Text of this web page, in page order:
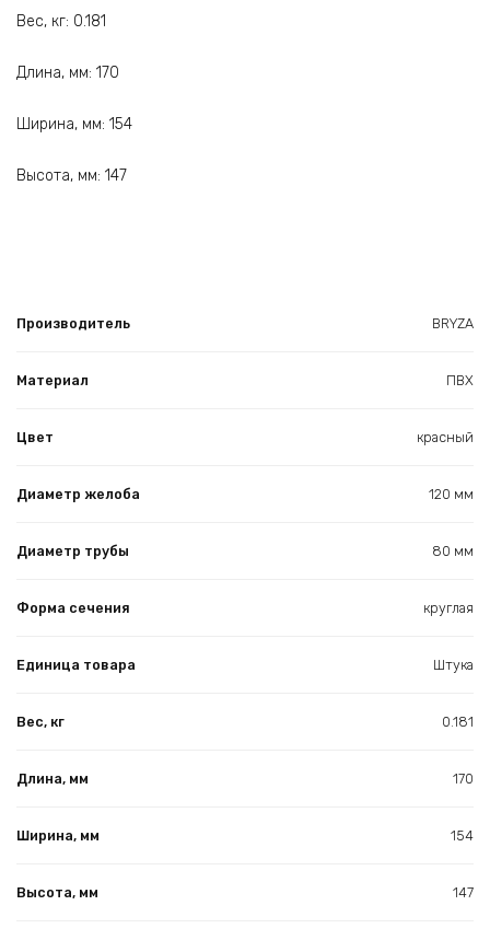
Вес, кг: 0.181
Длина, мм: 170
Ширина, мм: 154
Высота, мм: 147
Производитель BRYZA
Материал ПВХ
Цвет красный
Диаметр желоба 120 мм
Диаметр трубы 80 мм
Форма сечения круглая
Единица товара Штука
Вес, кг 0.181
Длина, мм 170
Ширина, мм 154
Высота, мм 147